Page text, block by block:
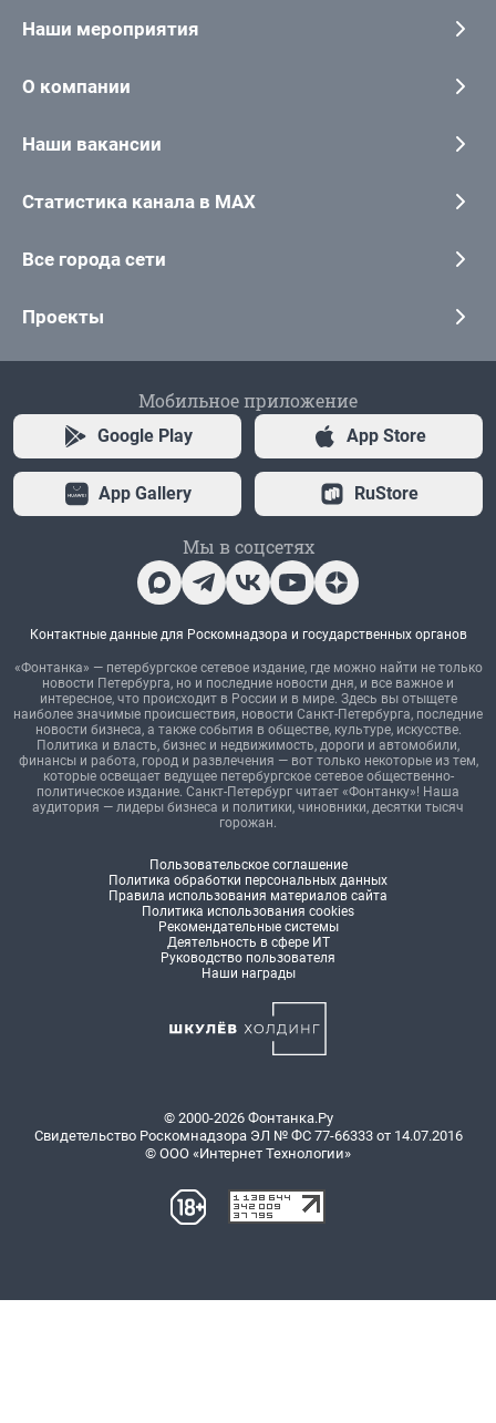
Наши мероприятия
О компании
Наши вакансии
Статистика канала в MAX
Все города сети
Проекты
Мобильное приложение
Google Play App Store
App Gallery RuStore
Мы в соцсетях
Контактные данные для Роскомнадзора и государственных органов
«Фонтанка» — петербургское сетевое издание, где можно найти не только
новости Петербурга, но и последние новости дня, и все важное и
интересное, что происходит в России и в мире. Здесь вы отыщете
наиболее значимые происшествия, новости Санкт-Петербурга, последние
новости бизнеса, а также события в обществе, культуре, искусстве.
Политика и власть, бизнес и недвижимость, дороги и автомобили,
финансы и работа, город и развлечения — вот только некоторые из тем,
которые освещает ведущее петербургское сетевое общественно-
политическое издание. Санкт-Петербург читает «Фонтанку»! Наша
аудитория — лидеры бизнеса и политики, чиновники, десятки тысяч
горожан.
Пользовательское соглашение
Политика обработки персональных данных
Правила использования материалов сайта
Политика использования cookies
Рекомендательные системы
Деятельность в сфере ИТ
Руководство пользователя
Наши награды
© 2000-2026 Фонтанка.Ру
Свидетельство Роскомнадзора ЭЛ № ФС 77-66333 от 14.07.2016
© ООО «Интернет Технологии»